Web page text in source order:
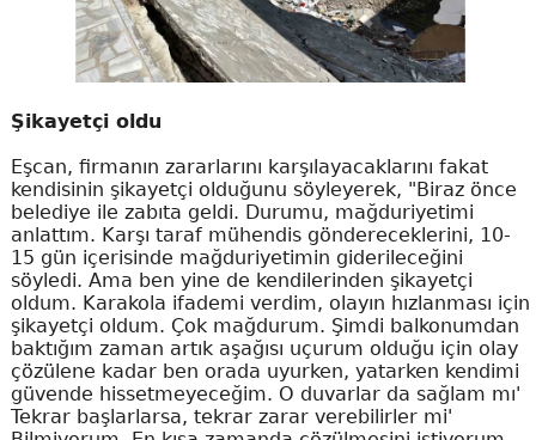
Şikayetçi oldu
Eşcan, firmanın zararlarını karşılayacaklarını fakat
kendisinin şikayetçi olduğunu söyleyerek, "Biraz önce
belediye ile zabıta geldi. Durumu, mağduriyetimi
anlattım. Karşı taraf mühendis göndereceklerini, 10-
15 gün içerisinde mağduriyetimin giderileceğini
söyledi. Ama ben yine de kendilerinden şikayetçi
oldum. Karakola ifademi verdim, olayın hızlanması için
şikayetçi oldum. Çok mağdurum. Şimdi balkonumdan
baktığım zaman artık aşağısı uçurum olduğu için olay
çözülene kadar ben orada uyurken, yatarken kendimi
güvende hissetmeyeceğim. O duvarlar da sağlam mı'
Tekrar başlarlarsa, tekrar zarar verebilirler mi'